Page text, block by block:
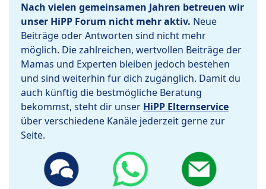
Nach vielen gemeinsamen Jahren betreuen wir
unser HiPP Forum nicht mehr aktiv. Neue
Beiträge oder Antworten sind nicht mehr
möglich. Die zahlreichen, wertvollen Beiträge der
Mamas und Experten bleiben jedoch bestehen
und sind weiterhin für dich zugänglich. Damit du
auch künftig die bestmögliche Beratung
bekommst, steht dir unser HiPP Elternservice
über verschiedene Kanäle jederzeit gerne zur
Seite.